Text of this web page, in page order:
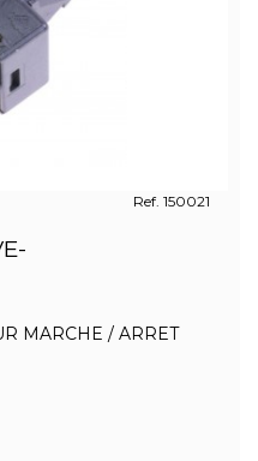
Ref. 150021
MARCHE / ARRET